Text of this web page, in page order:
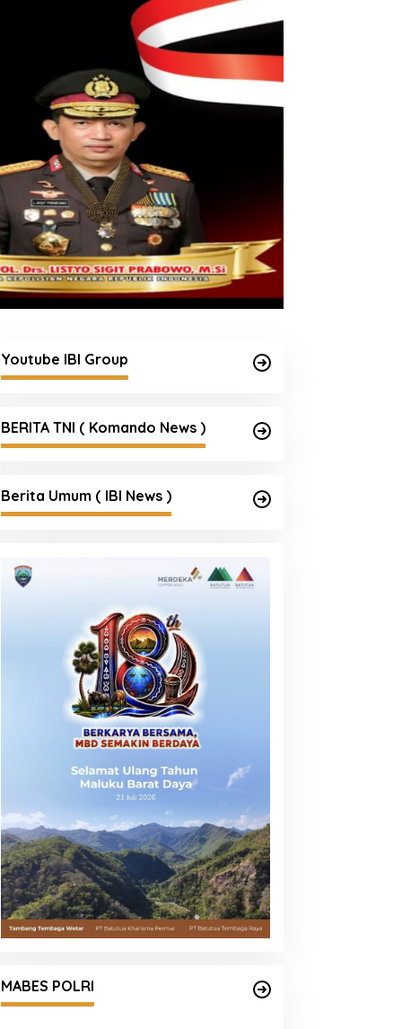
Youtube IBI Group
BERITA TNI ( Komando News )
Berita Umum ( IBI News )
MABES POLRI
Humas Berpengalaman dengan
Rekam Jejak Pengabdian dari